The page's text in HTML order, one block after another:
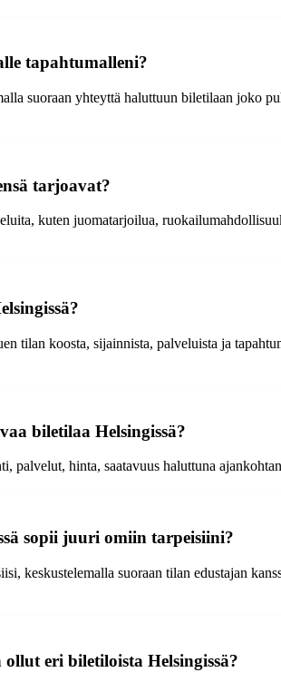
tapahtumalleni?
suoraan yhteyttä haluttuun biletilaan joko
tarjoavat?
kuten juomatarjoilua,
tilan koosta, sijainnista, palveluista ja
biletilaa Helsingissä?
hinta, saatavuus haluttuna
sopii juuri omiin tarpeisiini?
keskustelemalla suoraan tilan edustajan
eri biletiloista Helsingissä?